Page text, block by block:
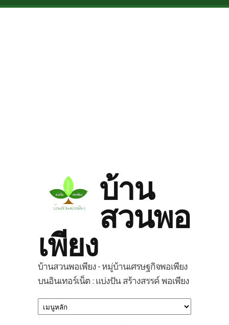
Skip to main content
บ้าน
สวนพอ
เพียง
บ้านสวนพอเพียง - หมู่บ้านเศรษฐกิจพอเพียง
บนอินเทอร์เน็ต : แบ่งปัน สร้างสรรค์ พอเพียง